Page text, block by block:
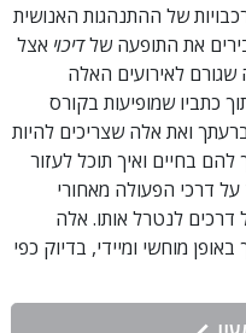
של ההתנהגות האנושית
את התופעה שלדיכוי אצל
שגורם לאירועים האלה
כתביו שמופיעות בקורס
ואת אלה שצריכים להיות
בחיים ואיך תוכל לעזור
דרכי הפעולה מאחורי
לנטרל אותו. אלה
מוחשי ומיידי, בדיוק כפי